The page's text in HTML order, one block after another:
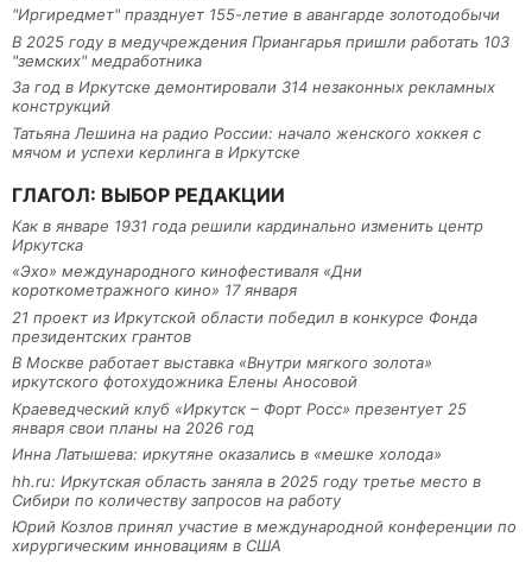
"Иргиредмет" празднует 155-летие в авангарде золотодобычи
В 2025 году в медучреждения Приангарья пришли работать 103
"земских" медработника
За год в Иркутске демонтировали 314 незаконных рекламных
конструкций
Татьяна Лешина на радио России: начало женского хоккея с
мячом и успехи керлинга в Иркутске
ГЛАГОЛ: ВЫБОР РЕДАКЦИИ
Как в январе 1931 года решили кардинально изменить центр
Иркутска
«Эхо» международного кинофестиваля «Дни
короткометражного кино» 17 января
21 проект из Иркутской области победил в конкурсе Фонда
президентских грантов
В Москве работает выставка «Внутри мягкого золота»
иркутского фотохудожника Елены Аносовой
Краеведческий клуб «Иркутск – Форт Росс» презентует 25
января свои планы на 2026 год
Инна Латышева: иркутяне оказались в «мешке холода»
hh.ru: Иркутская область заняла в 2025 году третье место в
Сибири по количеству запросов на работу
Юрий Козлов принял участие в международной конференции по
хирургическим инновациям в США